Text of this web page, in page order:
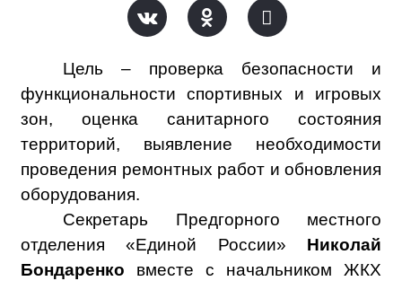
Цель – проверка безопасности и
функциональности спортивных и игровых
зон, оценка санитарного состояния
территорий, выявление необходимости
проведения ремонтных работ и обновления
оборудования.
Секретарь Предгорного местного
отделения «Единой России» Николай
Бондаренко вместе с начальником ЖКХ